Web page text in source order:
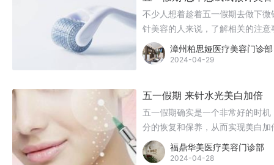
不少人想着趁着五一假期去做下
针美容的人来说，了解相关的注
医美产品。漳州柏思娅医疗美容门诊部
2024-04-29
五一假期 来针水光美白加倍
五一假期确实是一个非常好的时
分的恢复和保养，从而实现美白加
福鼎华美医疗美容门诊部
2024-04-28